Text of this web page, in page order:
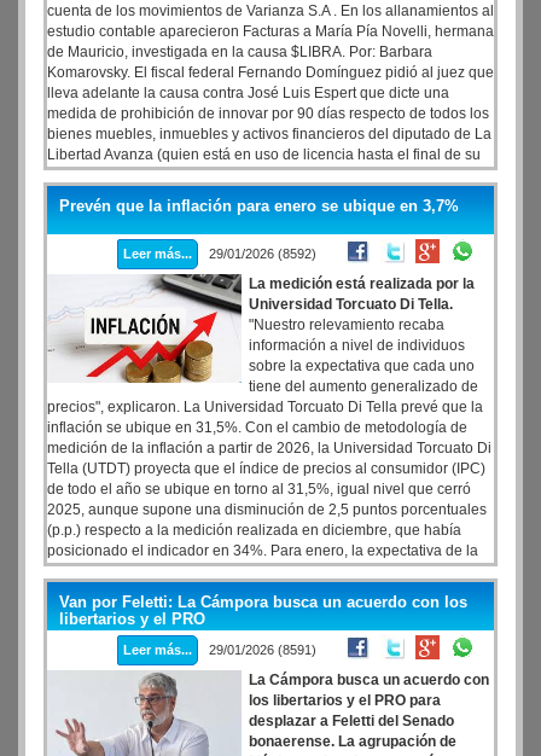
cuenta de los movimientos de Varianza S.A . En los allanamientos al
estudio contable aparecieron Facturas a María Pía Novelli, hermana
de Mauricio, investigada en la causa $LIBRA. Por: Barbara
Komarovsky. El fiscal federal Fernando Domínguez pidió al juez que
lleva adelante la causa contra José Luis Espert que dicte una
medida de prohibición de innovar por 90 días respecto de todos los
bienes muebles, inmuebles y activos financieros del diputado de La
Libertad Avanza (quien está en uso de licencia hasta el final de su
mandato), su esposa María Mercedes González y el hijo de ella,
Manuel Iglesias. Domínguez, en un escrito que firmó junto a la
titular de la Dirección General de Recuperación de Activos y
Decomiso de Bienes,
Prevén que la inflación para enero se ubique en 3,7%
Leer más... 29/01/2026 (8592)
La medición está realizada por la
Universidad Torcuato Di Tella.
"Nuestro relevamiento recaba
información a nivel de individuos
sobre la expectativa que cada uno
tiene del aumento generalizado de
precios", explicaron. La Universidad Torcuato Di Tella prevé que la
inflación se ubique en 31,5%. Con el cambio de metodología de
medición de la inflación a partir de 2026, la Universidad Torcuato Di
Tella (UTDT) proyecta que el índice de precios al consumidor (IPC)
de todo el año se ubique en torno al 31,5%, igual nivel que cerró
2025, aunque supone una disminución de 2,5 puntos porcentuales
(p.p.) respecto a la medición realizada en diciembre, que había
posicionado el indicador en 34%. Para enero, la expectativa de la
inflación mensual promedio fue de 3,71%, mientras que la mediana
se ubicó en 3%, según el Centro de Investigación de Finanzas de la
UTDT. Respecto a la expectativa de diciembre, cuando los valores
fueron de 4,59% y 3%, respectivamente; se observa una
disminución en el promedio
Van por Feletti: La Cámpora busca un acuerdo con los
libertarios y el PRO
Leer más... 29/01/2026 (8591)
La Cámpora busca un acuerdo con
los libertarios y el PRO para
desplazar a Feletti del Senado
bonaerense. La agrupación de